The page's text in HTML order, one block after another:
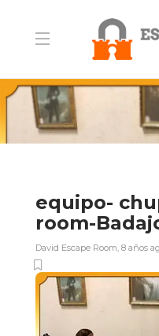
equipo-
room-
David Escape Room, 8 años